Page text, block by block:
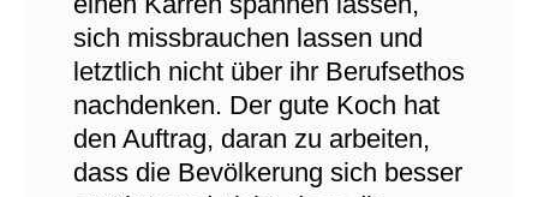
sich missbrauchen lassen und
letztlich nicht über ihr Berufsethos
nachdenken. Der gute Koch hat
den Auftrag, daran zu arbeiten,
dass die Bevölkerung sich besser